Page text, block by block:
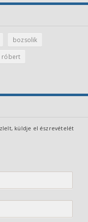
bozsolik
róbert
küldje el észrevételét